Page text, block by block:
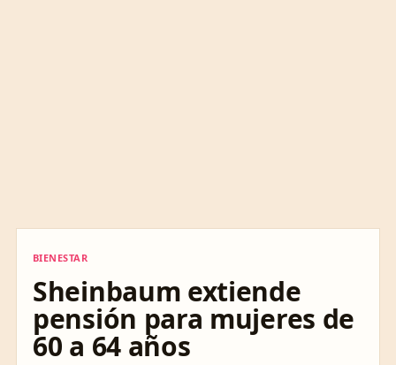
BIENESTAR
Sheinbaum extiende
pensión para mujeres de
60 a 64 años